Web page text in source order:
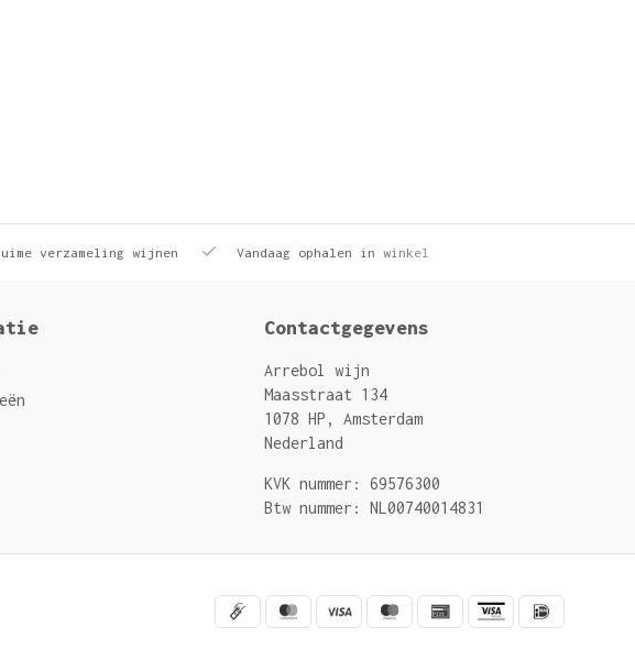
verzameling wijnen Vandaag ophalen in winkel
Contactgegevens
Arrebol wijn
Maasstraat 134
1078 HP, Amsterdam
Nederland
KVK nummer: 69576300
Btw nummer: NL00740014831